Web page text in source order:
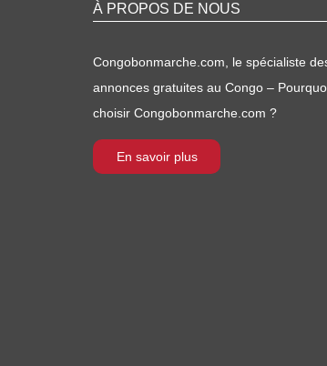
À PROPOS DE NOUS
Congobonmarche.com, le spécialiste
annonces gratuites au Congo –
choisir Congobonmarche.com ?
En savoir plus